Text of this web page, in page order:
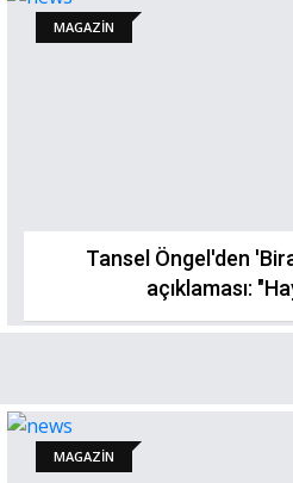
MAGAZİN
Tansel Öngel'den
açıklaması:
MAGAZİN